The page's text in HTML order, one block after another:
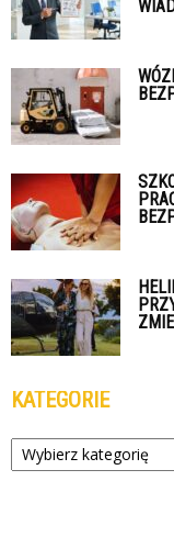
KATEGORIE
Kategorie